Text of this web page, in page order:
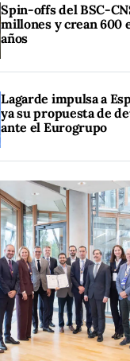
Spin-offs del BSC-
millones y crean 600
años
Lagarde impulsa a
ya su propuesta de
ante el Eurogrupo